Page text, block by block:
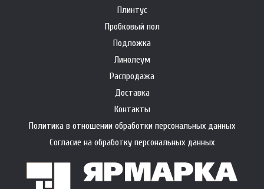
Плинтус
Пробковый пол
Подложка
Линолеум
Распродажа
Доставка
Контакты
Политика в отношении обработки персональных данных
Согласие на обработку персональных данных